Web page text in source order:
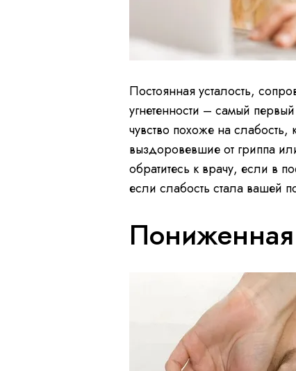
Постоянная усталость,
угнетенности – самый
чувство похоже на
выздоровевшие от гриппа
обратитесь к врачу, если в
если слабость стала вашей
Пониженная